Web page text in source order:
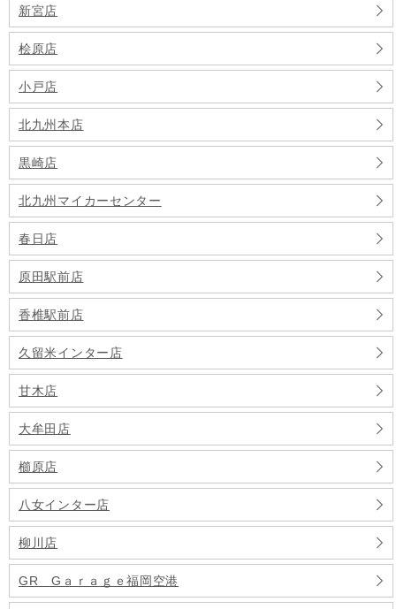
新宮店
桧原店
小戸店
北九州本店
黒崎店
北九州マイカーセンター
春日店
原田駅前店
香椎駅前店
久留米インター店
甘木店
大牟田店
櫛原店
八女インター店
柳川店
GR Gａｒａｇｅ福岡空港